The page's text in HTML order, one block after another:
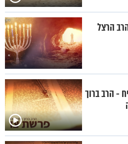
הרצל
- הרב ברוך